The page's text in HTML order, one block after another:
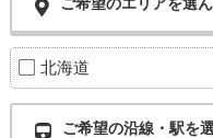
北海道
ご希望の沿線・駅を